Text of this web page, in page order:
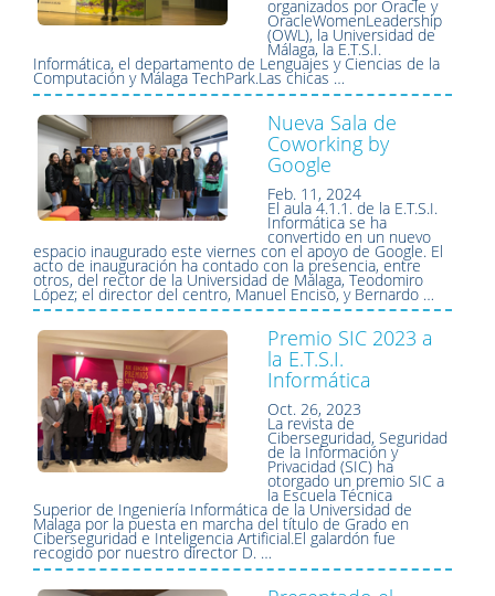
organizados por Oracle y
OracleWomenLeadership
(OWL), la Universidad de
Málaga, la E.T.S.I.
Informática, el departamento de Lenguajes y Ciencias de la
Computación y Málaga TechPark.Las chicas …
Nueva Sala de
Coworking by
Google
Feb. 11, 2024
El aula 4.1.1. de la E.T.S.I.
Informática se ha
convertido en un nuevo
espacio inaugurado este viernes con el apoyo de Google. El
acto de inauguración ha contado con la presencia, entre
otros, del rector de la Universidad de Málaga, Teodomiro
López; el director del centro, Manuel Enciso, y Bernardo …
Premio SIC 2023 a
la E.T.S.I.
Informática
Oct. 26, 2023
La revista de
Ciberseguridad, Seguridad
de la Información y
Privacidad (SIC) ha
otorgado un premio SIC a
la Escuela Técnica
Superior de Ingeniería Informática de la Universidad de
Malaga por la puesta en marcha del título de Grado en
Ciberseguridad e Inteligencia Artificial.El galardón fue
recogido por nuestro director D. …